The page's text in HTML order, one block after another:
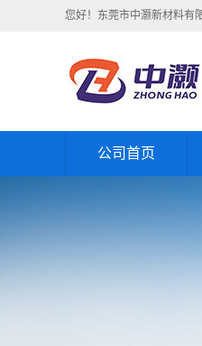
您好！东莞市中灏新材料有
公司首页